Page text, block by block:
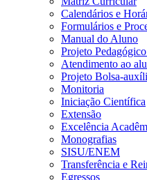
Calendários e
Formulários e
Manual do Aluno
Projeto
Atendimento ao
Projeto Bolsa-
Monitoria
Iniciação Científica
Extensão
Excelência
Monografias
SISU/ENEM
Transferência e
Egressos